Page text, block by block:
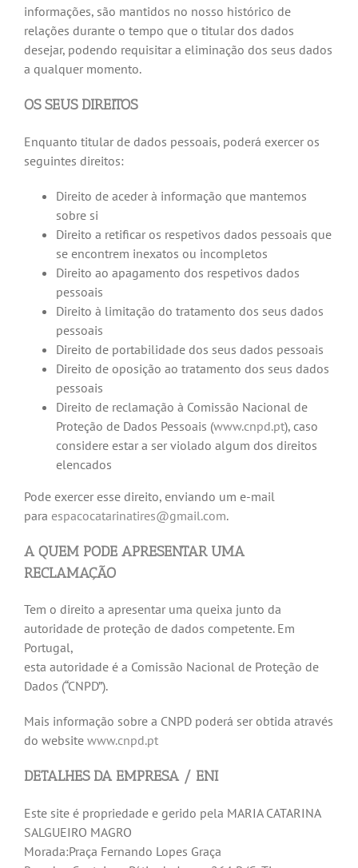
informações, são mantidos no nosso histórico de
relações durante o tempo que o titular dos dados
desejar, podendo requisitar a eliminação dos seus dados
a qualquer momento.
OS SEUS DIREITOS
Enquanto titular de dados pessoais, poderá exercer os
seguintes direitos:
Direito de aceder à informação que mantemos
sobre si
Direito a retificar os respetivos dados pessoais que
se encontrem inexatos ou incompletos
Direito ao apagamento dos respetivos dados
pessoais
Direito à limitação do tratamento dos seus dados
pessoais
Direito de portabilidade dos seus dados pessoais
Direito de oposição ao tratamento dos seus dados
pessoais
Direito de reclamação à Comissão Nacional de
Proteção de Dados Pessoais (www.cnpd.pt), caso
considere estar a ser violado algum dos direitos
elencados
Pode exercer esse direito, enviando um e-mail
para espacocatarinatires@gmail.com.
A QUEM PODE APRESENTAR UMA
RECLAMAÇÃO
Tem o direito a apresentar uma queixa junto da
autoridade de proteção de dados competente. Em
Portugal,
esta autoridade é a Comissão Nacional de Proteção de
Dados (“CNPD”).
Mais informação sobre a CNPD poderá ser obtida através
do website www.cnpd.pt
DETALHES DA EMPRESA / ENI
Este site é propriedade e gerido pela MARIA CATARINA
SALGUEIRO MAGRO
Morada:Praça Fernando Lopes Graça